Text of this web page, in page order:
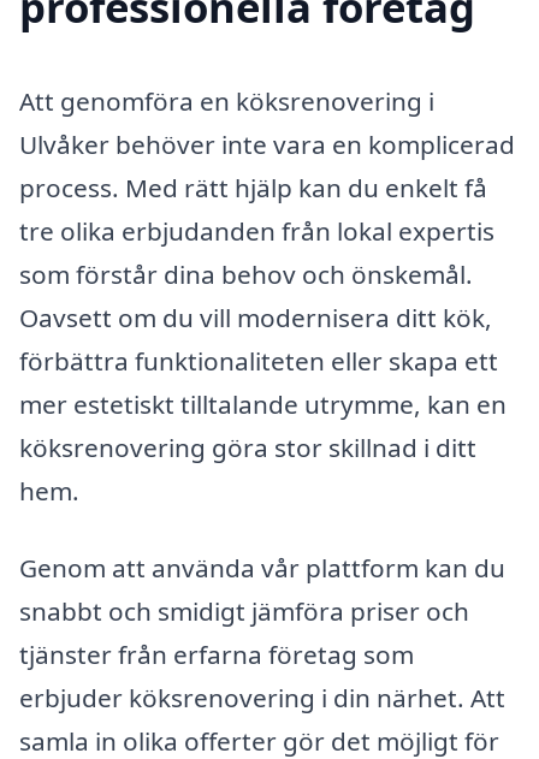
Att genomföra en köksrenovering i
Ulvåker behöver inte vara en komplicerad
process. Med rätt hjälp kan du enkelt få
tre olika erbjudanden från lokal expertis
som förstår dina behov och önskemål.
Oavsett om du vill modernisera ditt kök,
förbättra funktionaliteten eller skapa ett
mer estetiskt tilltalande utrymme, kan en
köksrenovering göra stor skillnad i ditt
hem.
Genom att använda vår plattform kan du
snabbt och smidigt jämföra priser och
tjänster från erfarna företag som
erbjuder köksrenovering i din närhet. Att
samla in olika offerter gör det möjligt för